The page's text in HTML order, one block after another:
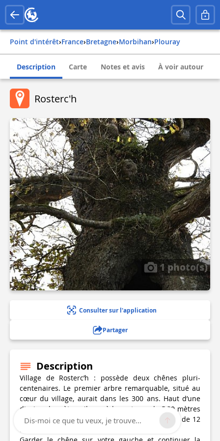
Point d'intérêt› france› bretagne› morbihan› plouray
Description Carte Notes et avis À voir autour
Rosterc'h
1 photo(s)
Consulter sur l'application
Partager
Description
Village de Rosterc’h : possède deux chênes pluri-
centenaires. Le premier arbre remarquable, situé au
cœur du village, aurait dans les 300 ans. Haut d’une
dizaine de mètres, il possède un tronc de 5,30 mètres
de circonférence et un houppier d’un diamètre de 12
mètres.
Dis-moi ce que tu veux, je trouve...